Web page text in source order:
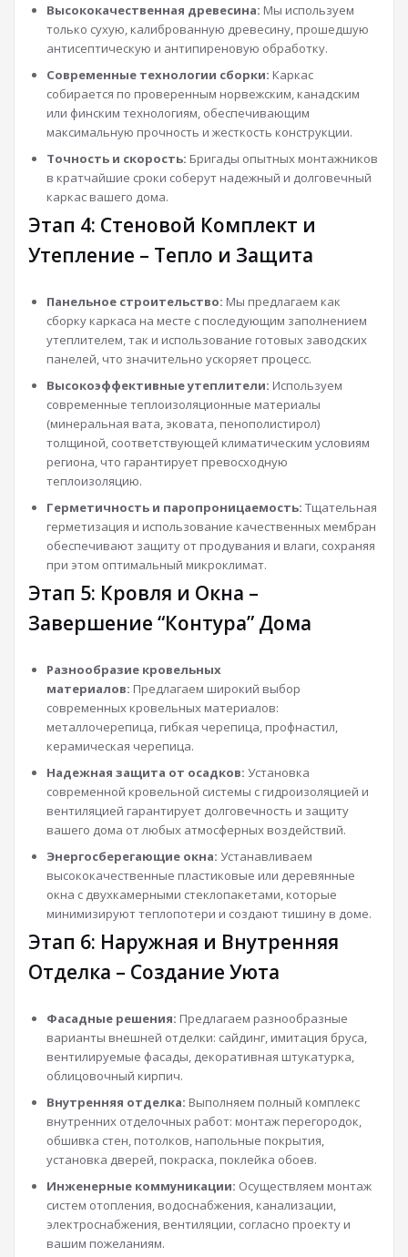
Высококачественная древесина: Мы используем
только сухую, калиброванную древесину, прошедшую
антисептическую и антипиреновую обработку.
Современные технологии сборки: Каркас
собирается по проверенным норвежским, канадским
или финским технологиям, обеспечивающим
максимальную прочность и жесткость конструкции.
Точность и скорость: Бригады опытных монтажников
в кратчайшие сроки соберут надежный и долговечный
каркас вашего дома.
Этап 4: Стеновой Комплект и
Утепление – Тепло и Защита
Панельное строительство: Мы предлагаем как
сборку каркаса на месте с последующим заполнением
утеплителем, так и использование готовых заводских
панелей, что значительно ускоряет процесс.
Высокоэффективные утеплители: Используем
современные теплоизоляционные материалы
(минеральная вата, эковата, пенополистирол)
толщиной, соответствующей климатическим условиям
региона, что гарантирует превосходную
теплоизоляцию.
Герметичность и паропроницаемость: Тщательная
герметизация и использование качественных мембран
обеспечивают защиту от продувания и влаги, сохраняя
при этом оптимальный микроклимат.
Этап 5: Кровля и Окна –
Завершение “Контура” Дома
Разнообразие кровельных
материалов: Предлагаем широкий выбор
современных кровельных материалов:
металлочерепица, гибкая черепица, профнастил,
керамическая черепица.
Надежная защита от осадков: Установка
современной кровельной системы с гидроизоляцией и
вентиляцией гарантирует долговечность и защиту
вашего дома от любых атмосферных воздействий.
Энергосберегающие окна: Устанавливаем
высококачественные пластиковые или деревянные
окна с двухкамерными стеклопакетами, которые
минимизируют теплопотери и создают тишину в доме.
Этап 6: Наружная и Внутренняя
Отделка – Создание Уюта
Фасадные решения: Предлагаем разнообразные
варианты внешней отделки: сайдинг, имитация бруса,
вентилируемые фасады, декоративная штукатурка,
облицовочный кирпич.
Внутренняя отделка: Выполняем полный комплекс
внутренних отделочных работ: монтаж перегородок,
обшивка стен, потолков, напольные покрытия,
установка дверей, покраска, поклейка обоев.
Инженерные коммуникации: Осуществляем монтаж
систем отопления, водоснабжения, канализации,
электроснабжения, вентиляции, согласно проекту и
вашим пожеланиям.